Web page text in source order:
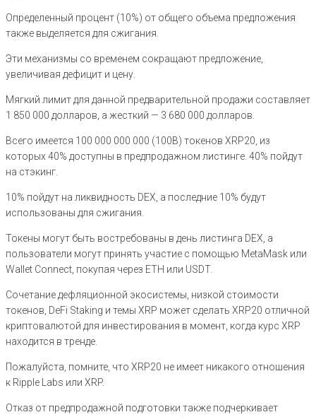
Определенный процент (10%) от общего объема предложения
также выделяется для сжигания.
Эти механизмы со временем сокращают предложение,
увеличивая дефицит и цену.
Мягкий лимит для данной предварительной продажи составляет
1 850 000 долларов, а жесткий — 3 680 000 долларов.
Всего имеется 100 000 000 000 (100B) токенов XRP20, из
которых 40% доступны в предпродажном листинге. 40% пойдут
на стэкинг.
10% пойдут на ликвидность DEX, а последние 10% будут
использованы для сжигания.
Токены могут быть востребованы в день листинга DEX, а
пользователи могут принять участие с помощью MetaMask или
Wallet Connect, покупая через ETH или USDT.
Сочетание дефляционной экосистемы, низкой стоимости
токенов, DeFi Staking и темы XRP может сделать XRP20 отличной
криптовалютой для инвестирования в момент, когда курс XRP
находится в тренде.
Пожалуйста, помните, что XRP20 не имеет никакого отношения
к Ripple Labs или XRP.
Отказ от предпродажной подготовки также подчеркивает